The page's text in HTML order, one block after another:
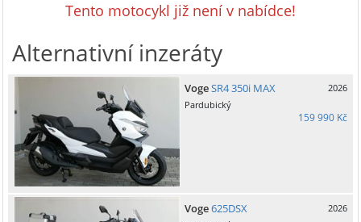
Tento motocykl již není v nabídce!
Alternativní inzeráty
VogeSR4 350i MAX
2026
Pardubický
159 990 Kč
Voge625DSX
2026